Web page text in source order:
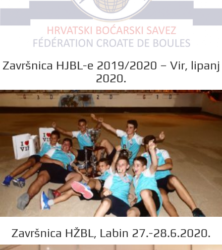
Završnica HJBL-e 2019/2020 – Vir, lipanj
2020.
Završnica HŽBL, Labin 27.-28.6.2020.